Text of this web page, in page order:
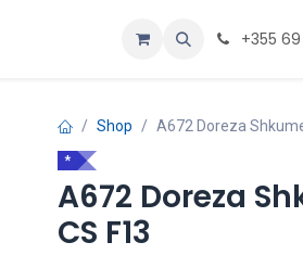
+355
Shop A672 Doreza
*
A672 Doreza
CS F13